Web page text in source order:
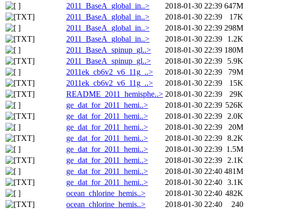
2011_BaseA_global_in..>
2018-01-30 22:39 647M
2011_BaseA_global_in..>
2018-01-30 22:39
17K
2011_BaseA_global_in..>
2018-01-30 22:39 298M
2011_BaseA_global_in..>
2018-01-30 22:39
1.2K
2011_BaseA_spinup_gl..>
2018-01-30 22:39 180M
2011_BaseA_spinup_gl..>
2018-01-30 22:39
5.9K
2011ek_cb6v2_v6_11g_..>
2018-01-30 22:39
79M
2011ek_cb6v2_v6_11g_..>
2018-01-30 22:39
15K
README_2011_hemisphe..> 2018-01-30 22:39
29K
ge_dat_for_2011_hemi..>
2018-01-30 22:39 526K
ge_dat_for_2011_hemi..>
2018-01-30 22:39
2.0K
ge_dat_for_2011_hemi..>
2018-01-30 22:39
20M
ge_dat_for_2011_hemi..>
2018-01-30 22:39 8.2K
ge_dat_for_2011_hemi..>
2018-01-30 22:39 1.5M
ge_dat_for_2011_hemi..>
2018-01-30 22:39
2.1K
ge_dat_for_2011_hemi..>
2018-01-30 22:40 481M
ge_dat_for_2011_hemi..>
2018-01-30 22:40 3.1K
ocean_chlorine_hemis..>
2018-01-30 22:40 482K
ocean_chlorine_hemis..>
2018-01-30 22:40
240